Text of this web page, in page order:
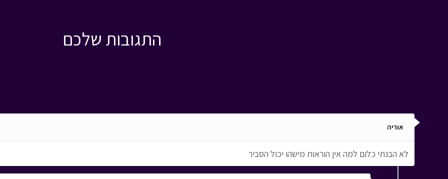
התגובות שלכם
אוריה
לא הבנתי כלום למה אין הוראות מישהו יכול הסביר